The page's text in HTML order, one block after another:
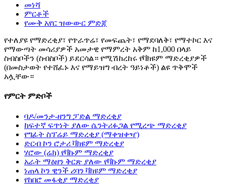
መነሻ
ምርቶች
የሙቅ አየር ዝውውር ምድጃ
የተለያዩ የማድረቂያ፣ የጥራጥሬ፣ የመፍጨት፣ የማደባለቅ፣ የማተኮር እና
የማውጣት መሳሪያዎች አመታዊ የማምረት አቅም ከ1,000 በላይ
ስብስቦችን (ስብስቦች) ይደርሳል። የሚሽከረከሩ የቫክዩም ማድረቂያዎች
(በመስታወት የተሸፈኑ እና የማይዝግ ብረት ዓይነቶች) ልዩ ጥቅሞች
አሏቸው።
የምርት ምድቦች
ባዶ/መንታ-ዘንግ ፓድል ማድረቂያ
ከፍተኛ ፍጥነት ያለው ሴንትሪፉጋል የሚረጭ ማድረቂያ
የግፊት ስፕሬይ ማድረቂያ (ማቀዝቀዣ)
ድርብ ኮን ሮታሪ ቫክዩም ማድረቂያ
ሃሮው (ሬክ) የቫኩም ማድረቂያ
አራት ማዕዘን ቅርጽ ያለው የቫኩም ማድረቂያ
ነጠላ ኮን ዊንች ሪባን ቫክዩም ማድረቂያ
የከበሮ መፋቂያ ማድረቂያ